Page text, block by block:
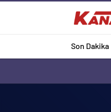
Son Dakika